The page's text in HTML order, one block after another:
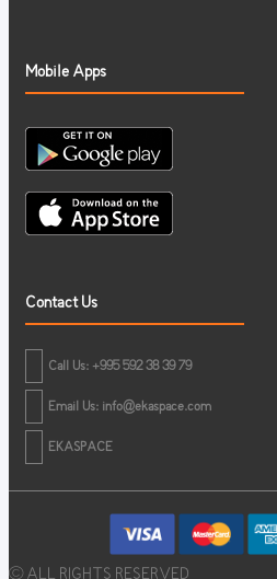
Mobile Apps
Contact Us
Call Us: +995 592 38 39 79
Email Us: info@ekaspace.com
EKASPACE
© ALL RIGHTS RESERVED